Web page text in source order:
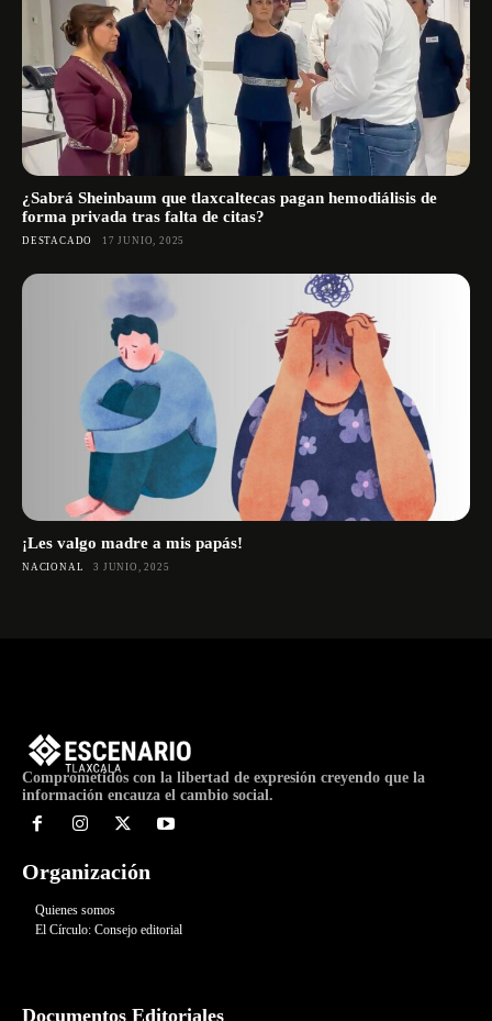
¿Sabrá Sheinbaum que tlaxcaltecas pagan hemodiálisis de
forma privada tras falta de citas?
DESTACADO 17 JUNIO, 2025
¡Les valgo madre a mis papás!
NACIONAL 3 JUNIO, 2025
Comprometidos con la libertad de expresión creyendo que la
información encauza el cambio social.
Organización
Quienes somos
El Círculo: Consejo editorial
Documentos Editoriales